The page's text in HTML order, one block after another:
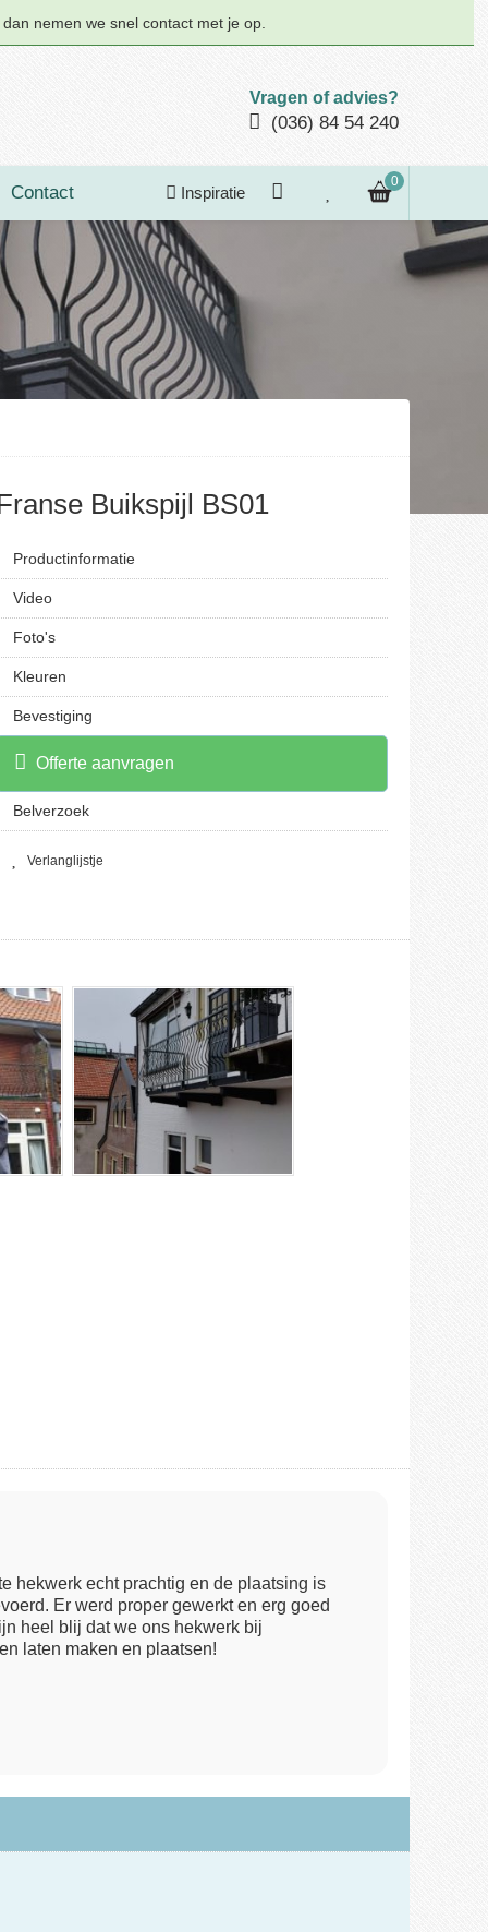
nemen we snel contact met je op.
Vragen of advies?
(036) 84 54 240
Contact Inspiratie
0
Buikspijl BS01
Productinformatie
Video
Foto's
Kleuren
Bevestiging
Offerte aanvragen
Belverzoek
Verlanglijstje
hekwerk echt prachtig en de plaatsing is
Er werd proper gewerkt en erg goed
heel blij dat we ons hekwerk bij
laten maken en plaatsen!